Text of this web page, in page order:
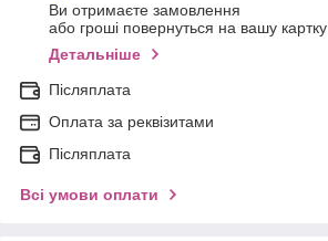
Ви отримаєте замовлення
або гроші повернуться на вашу картку
Детальніше
Післяплата
Оплата за реквізитами
Післяплата
Всі умови оплати